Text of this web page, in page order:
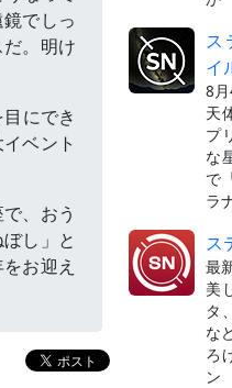
でしっ
。明け
にでき
ベント
、おう
し」と
お迎え
ス
イ
8
天
プ
な
で
ラ
ス
最
美
タ
な
ろ
ン